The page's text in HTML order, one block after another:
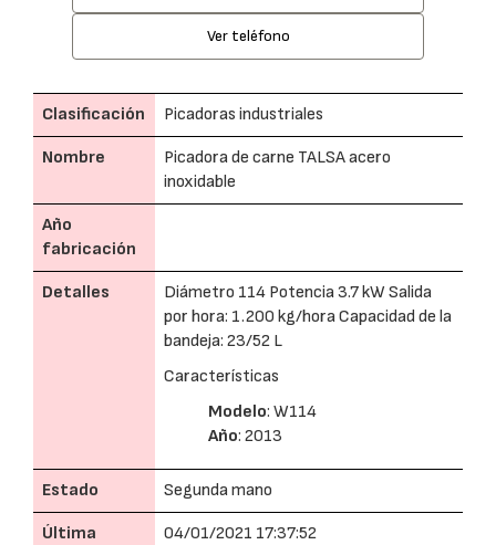
Ver teléfono
Clasificación Picadoras industriales
Nombre
Picadora de carne TALSA acero
inoxidable
Año
fabricación
Detalles
Diámetro 114 Potencia 3.7 kW Salida
por hora: 1.200 kg/hora Capacidad de la
bandeja: 23/52 L
Características
Modelo: W114
Año: 2013
Estado Segunda mano
Última
04/01/2021 17:37:52